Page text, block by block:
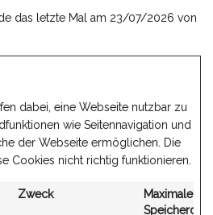
das letzte Mal am 23/07/2026 von
dabei, eine Webseite nutzbar zu
wie Seitennavigation und
der Webseite ermöglichen. Die
Cookies nicht richtig funktionieren.
Zweck
Maximale